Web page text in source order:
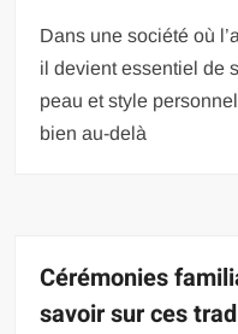
Dans une société où
il devient essentiel de
peau et style
bien au-delà
Cérémonies
savoir sur ces